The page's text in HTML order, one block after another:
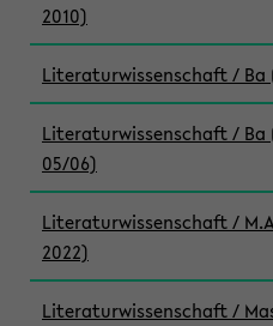
2010)
Literaturwissenschaft / Ba
Literaturwissenschaft / Ba
05/06)
Literaturwissenschaft /
2022)
Literaturwissenschaft /